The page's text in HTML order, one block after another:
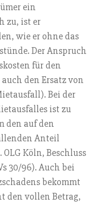
ein
zu, ist er
wie er ohne das
Der Anspruch
für den
den Ersatz von
Bei der
ist zu
den auf den
Anteil
Köln, Beschluss
30/96). Auch bei
bekommt
den vollen Betrag,